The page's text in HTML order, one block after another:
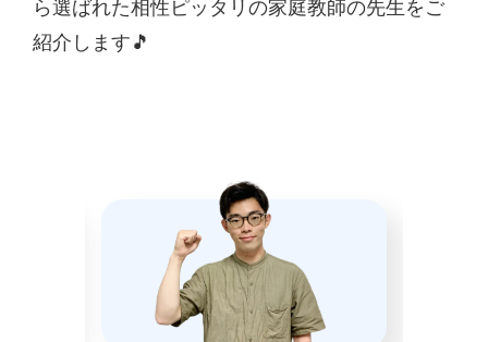
ら選ばれた相性ピッタリの家庭教師の先生をご
紹介します🎵